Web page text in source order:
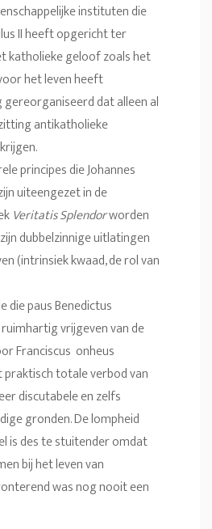
instituten die
II heeft opgericht ter
katholieke geloof zoals het
het leven heeft
gereorganiseerd dat alleen al
antikatholieke
principes die Johannes
uiteengezet in de
Veritatis Splendorworden
dubbelzinnige uitlatingen
(intrinsiek kwaad, de rol van
die paus Benedictus
vrijgeven van de
Franciscus onheus
totale verbod van
discutabele en zelfs
gronden. De lompheid
is des te stuitender omdat
bij het leven van
was nog nooit een